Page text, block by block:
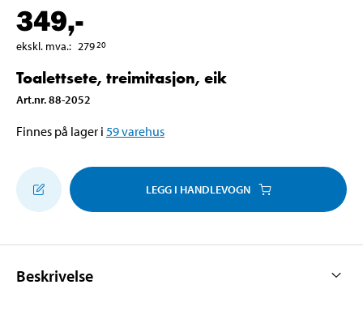
349,-
ekskl. mva.: 27920
Toalettsete, treimitasjon, eik
Art.nr.88-2052
Finnes på lager i 59varehus
LEGG I HANDLEVOGN
Beskrivelse